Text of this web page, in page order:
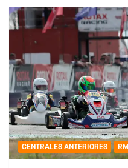
CENTRALES ANTERIORES